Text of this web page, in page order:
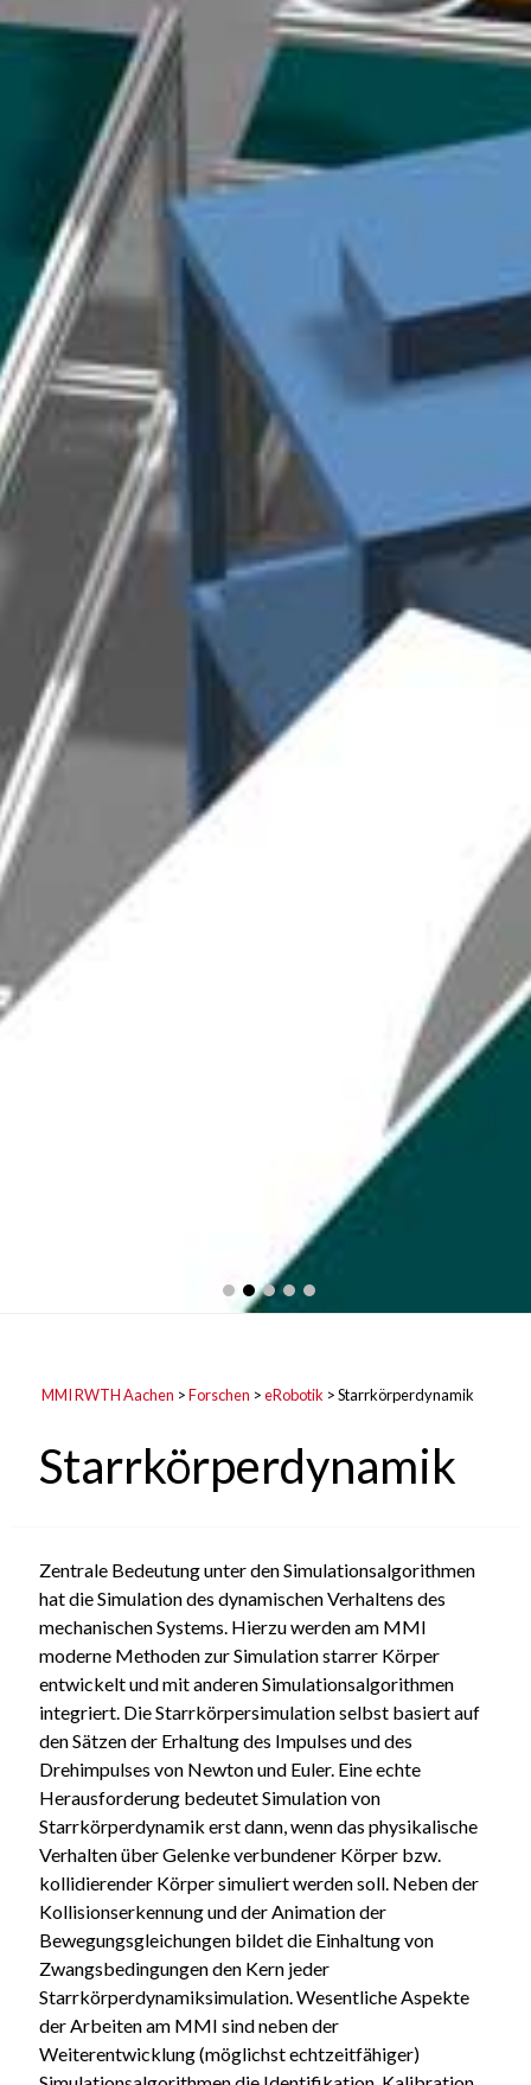
MMI RWTH Aachen >Forschen >eRobotik >Starrkörperdynamik
Starrkörperdynamik
Zentrale Bedeutung unter den Simulationsalgorithmen
hat die Simulation des dynamischen Verhaltens des
mechanischen Systems. Hierzu werden am MMI
moderne Methoden zur Simulation starrer Körper
entwickelt und mit anderen Simulationsalgorithmen
integriert. Die Starrkörpersimulation selbst basiert auf
den Sätzen der Erhaltung des Impulses und des
Drehimpulses von Newton und Euler. Eine echte
Herausforderung bedeutet Simulation von
Starrkörperdynamik erst dann, wenn das physikalische
Verhalten über Gelenke verbundener Körper bzw.
kollidierender Körper simuliert werden soll. Neben der
Kollisionserkennung und der Animation der
Bewegungsgleichungen bildet die Einhaltung von
Zwangsbedingungen den Kern jeder
Starrkörperdynamiksimulation. Wesentliche Aspekte
der Arbeiten am MMI sind neben der
Weiterentwicklung (möglichst echtzeitfähiger)